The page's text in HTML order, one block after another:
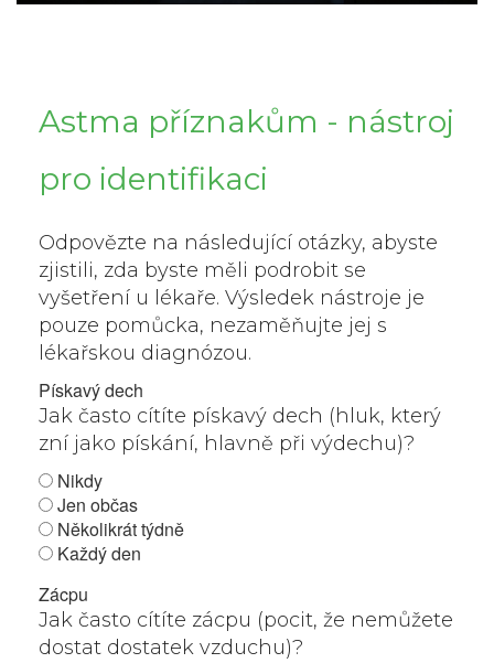
Astma příznakům - nástroj
pro identifikaci
Odpovězte na následující otázky, abyste
zjistili, zda byste měli podrobit se
vyšetření u lékaře. Výsledek nástroje je
pouze pomůcka, nezaměňujte jej s
lékařskou diagnózou.
Pískavý dech
Jak často cítíte pískavý dech (hluk, který
zní jako pískání, hlavně při výdechu)?
Nikdy
Jen občas
Několikrát týdně
Každý den
Zácpu
Jak často cítíte zácpu (pocit, že nemůžete
dostat dostatek vzduchu)?